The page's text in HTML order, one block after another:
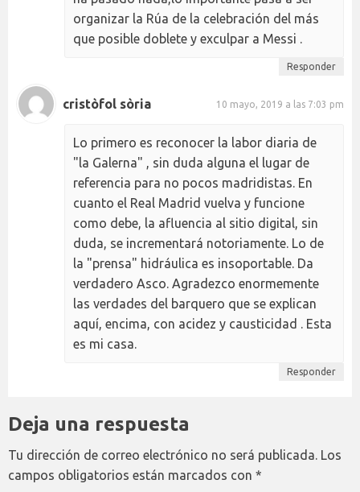
organizar la Rúa de la celebración del más
que posible doblete y exculpar a Messi .
Responder
cristòfol sòria 10 mayo, 2019 a las 7:03 pm
Lo primero es reconocer la labor diaria de
"la Galerna" , sin duda alguna el lugar de
referencia para no pocos madridistas. En
cuanto el Real Madrid vuelva y funcione
como debe, la afluencia al sitio digital, sin
duda, se incrementará notoriamente. Lo de
la "prensa" hidráulica es insoportable. Da
verdadero Asco. Agradezco enormemente
las verdades del barquero que se explican
aquí, encima, con acidez y causticidad . Esta
es mi casa.
Responder
Deja una respuesta
Tu dirección de correo electrónico no será publicada. Los
campos obligatorios están marcados con *